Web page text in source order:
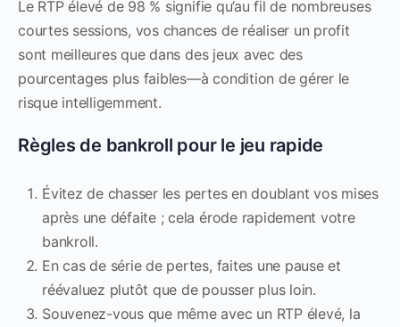
Le RTP élevé de 98 % signifie qu’au fil de nombreuses
courtes sessions, vos chances de réaliser un profit
sont meilleures que dans des jeux avec des
pourcentages plus faibles—à condition de gérer le
risque intelligemment.
Règles de bankroll pour le jeu rapide
Évitez de chasser les pertes en doublant vos mises
après une défaite ; cela érode rapidement votre
bankroll.
En cas de série de pertes, faites une pause et
réévaluez plutôt que de pousser plus loin.
Souvenez-vous que même avec un RTP élevé, la